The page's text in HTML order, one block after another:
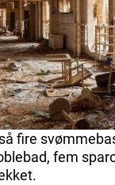
fire
fem